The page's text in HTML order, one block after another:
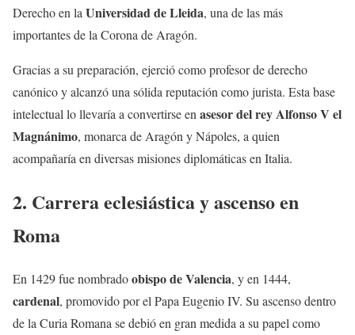
Derecho en la Universidad de Lleida, una de las más
importantes de la Corona de Aragón.
Gracias a su preparación, ejerció como profesor de derecho
canónico y alcanzó una sólida reputación como jurista. Esta base
intelectual lo llevaría a convertirse en asesor del rey Alfonso V el
Magnánimo, monarca de Aragón y Nápoles, a quien
acompañaría en diversas misiones diplomáticas en Italia.
2. Carrera eclesiástica y ascenso en
Roma
En 1429 fue nombradoobispo de Valencia, y en 1444,
cardenal, promovido por el Papa Eugenio IV. Su ascenso dentro
de la Curia Romana se debió en gran medida a su papel como